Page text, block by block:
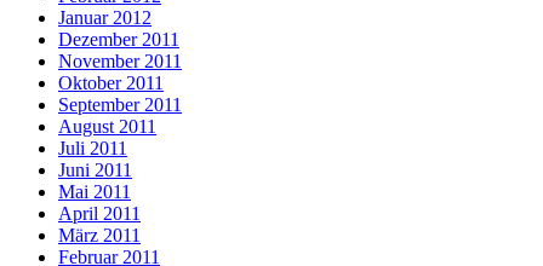
Januar 2012
Dezember 2011
November 2011
Oktober 2011
September 2011
August 2011
Juli 2011
Juni 2011
Mai 2011
April 2011
März 2011
Februar 2011